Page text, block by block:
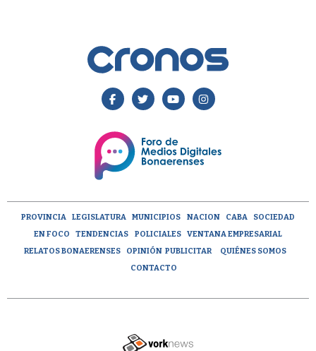
PROVINCIA LEGISLATURA MUNICIPIOS NACION CABA
SOCIEDAD
EN FOCO
TENDENCIAS POLICIALES
VENTANA EMPRESARIAL
RELATOS BONAERENSES
OPINIÓN PUBLICITAR
QUIÉNES SOMOS
CONTACTO